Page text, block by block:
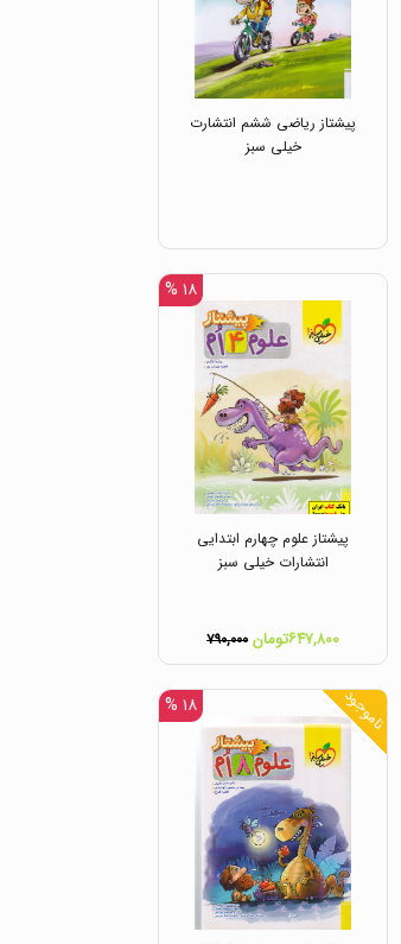
پیشتاز ریاضی ششم انتشارت
خیلی سبز
۱۸ %
پیشتاز علوم چهارم ابتدایی
انتشارات خیلی سبز
۶۴۷,۸۰۰تومان ۷۹۰,۰۰۰
ناموجود ۱۸ %